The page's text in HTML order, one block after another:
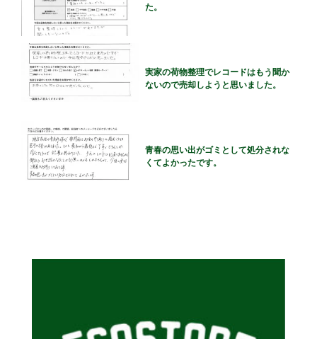
た。
実家の荷物整理でレコードはもう聞か
ないので売却しようと思いました。
青春の思い出がゴミとして処分されな
くてよかったです。